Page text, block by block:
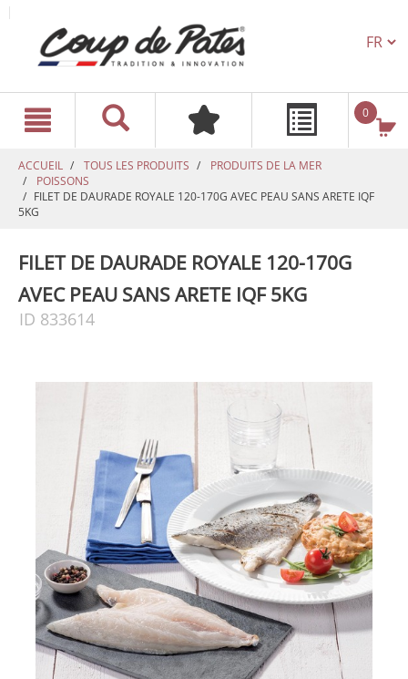
0
ACCUEIL TOUS LES PRODUITS
PRODUITS DE LA MER
POISSONS
FILET DE DAURADE ROYALE 120-170G AVEC PEAU SANS ARETE IQF
5KG
FILET DE DAURADE ROYALE 120-170G
AVEC PEAU SANS ARETE IQF 5KG
ID 833614